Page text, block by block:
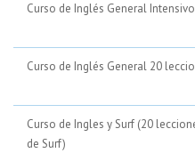
Curso de Inglés General
Curso de Inglés General 20
Curso de Ingles y Surf (20
de Surf)